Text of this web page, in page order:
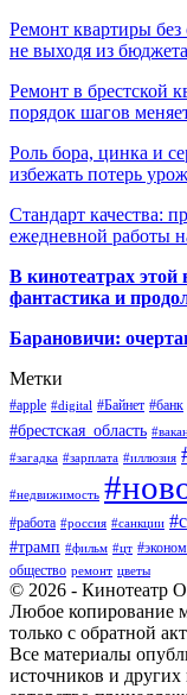
Ремонт квартиры без
не выходя из бюджета
Ремонт в брестской
порядок шагов
Роль бора, цинка и
избежать потерь
Стандарт качества:
ежедневной работы
В кинотеатрах
фантастика и
Барановичи:
Метки
#apple #digital #Байнет #банк
#брестская_область
#загадка #зарплата #иллюзия
#недвижимость
#работа #россия #санкции
#трамп #фильм #цт
общество ремонт цветы
© 2026 - Кинотеатр
Любое копирование
только с обратной
Все материалы
источников и других